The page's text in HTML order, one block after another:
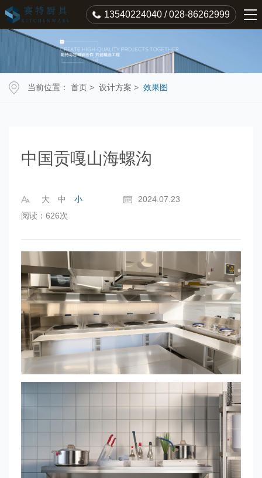
13540224040 / 028-86262999
当前位置： 首页 > 设计方案 > 效果图
中国贡嘎山海螺沟
大 中 小
2024.07.23
阅读：626次